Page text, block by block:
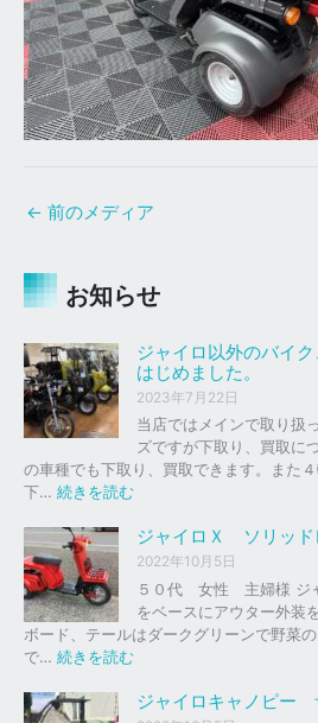
← 前のメディア
お知らせ
ジャイロ以外のバイ
はじめました。
2023年7月22日
当店ではメインで取り扱
ズですが下取り、買取に
の車種でも下取り、買取できます。また
下… 続きを読む
ャ
イ
ロ
以
外
の
イ
ク
ジャイロＸ ソリッド
2022年10月5日
５０代 女性 主婦様 ジ
をベースにアウター外装
ボード、テールはダークグリーンで野菜
で… 続きを読む
ャ
ジャイロキャノピー